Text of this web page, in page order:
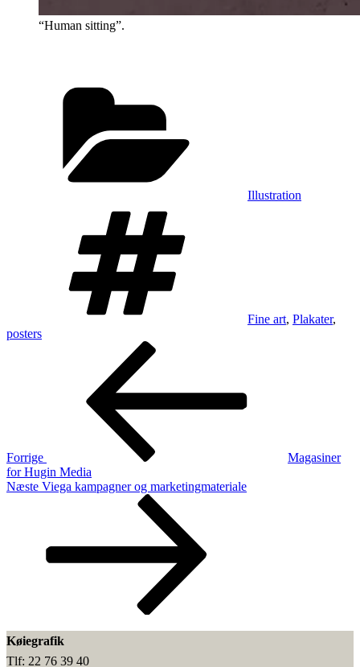
“Human sitting”.
Illustration
Fine art, Plakater,
posters
Indlægsnavigation
Forrige
Magasiner
for Hugin Media
Næste
Næste Viega kampagner og marketingmateriale
Køiegrafik
Tlf: 22 76 39 40